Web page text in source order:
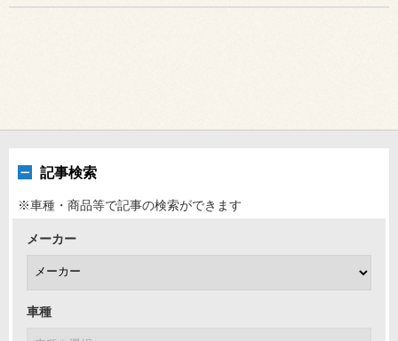
記事検索
※車種・商品等で記事の検索ができます
メーカー
車種